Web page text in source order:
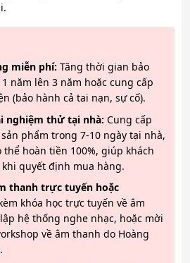
miễn phí: Tăng thời gian bảo
năm lên 3 năm hoặc cung cấp
(bảo hành cả tai nạn, sự cố).
nghiệm thử tại nhà: Cung cấp
phẩm trong 7-10 ngày tại nhà,
thể hoàn tiền 100%, giúp khách
quyết định mua hàng.
thanh trực tuyến hoặc
khóa học trực tuyến về âm
hệ thống nghe nhạc, hoặc mời
về âm thanh do Hoàng